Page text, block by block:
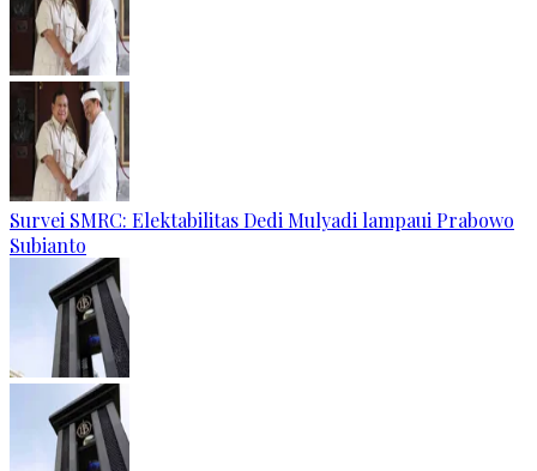
Survei SMRC: Elektabilitas Dedi Mulyadi lampaui Prabowo
Subianto